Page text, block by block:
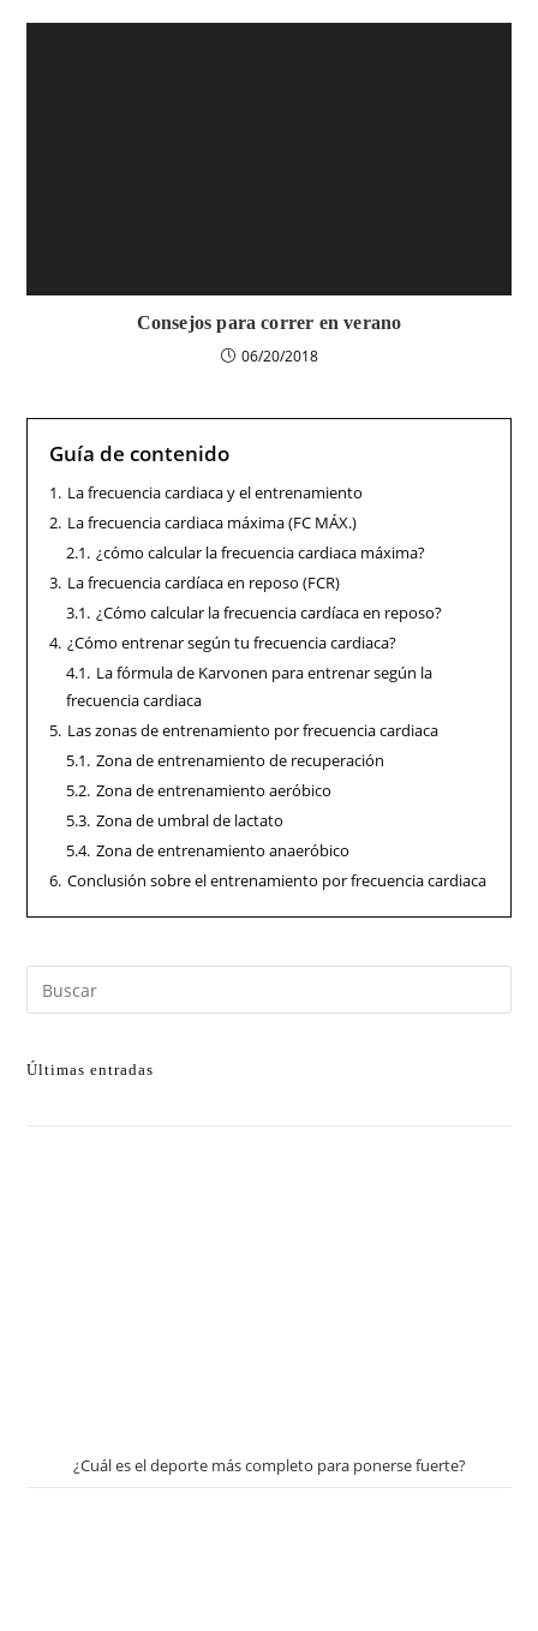
Consejos para correr en verano
06/20/2018
Guía de contenido
1. La frecuencia cardiaca y el entrenamiento
2. La frecuencia cardiaca máxima (FC MÁX.)
2.1. ¿cómo calcular la frecuencia cardiaca máxima?
3. La frecuencia cardíaca en reposo (FCR)
3.1. ¿Cómo calcular la frecuencia cardíaca en reposo?
4. ¿Cómo entrenar según tu frecuencia cardiaca?
4.1. La fórmula de Karvonen para entrenar según la
frecuencia cardiaca
5. Las zonas de entrenamiento por frecuencia cardiaca
5.1. Zona de entrenamiento de recuperación
5.2. Zona de entrenamiento aeróbico
5.3. Zona de umbral de lactato
5.4. Zona de entrenamiento anaeróbico
6. Conclusión sobre el entrenamiento por frecuencia cardiaca
Últimas entradas
¿Cuál es el deporte más completo para ponerse fuerte?